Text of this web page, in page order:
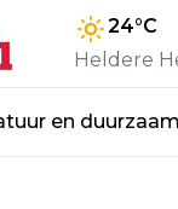
24°C
Heldere
en